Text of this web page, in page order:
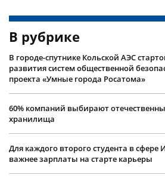
В рубрике
В городе-спутнике Кольской АЭС
развития систем общественной
проекта «Умные города Росатома»
60% компаний выбирают
хранилища
Для каждого второго студента в сфере
важнее зарплаты на старте карьеры